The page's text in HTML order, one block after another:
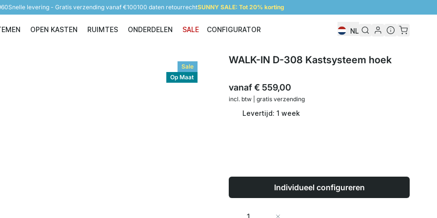
Snelle levering - Gratis verzending vanaf €100100 daten retourrechtSUNNY SALE: Tot 20% korting
Opbergsystemen
OPEN KASTEN
Open Kasten
RUIMTES
Ruimtes
ONDERDELEN
Onderdelen
SALE CONFIGURATOR NL
Sale
Op Maat
WALK-IN D-308 Kastsysteem hoek
vanaf€ 559,00
incl. btw | gratis verzending
Levertijd: 1 week
Individueel configureren
Aantal